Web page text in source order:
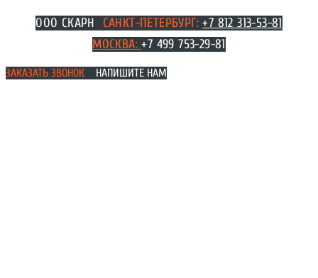
Перейти
ООО СКАРН САНКТ-ПЕТЕРБУРГ:+7 812 313-53-81
МОСКВА:+7 499 753-29-81
ЗАКАЗАТЬ ЗВОНОК НАПИШИТЕ НАМ